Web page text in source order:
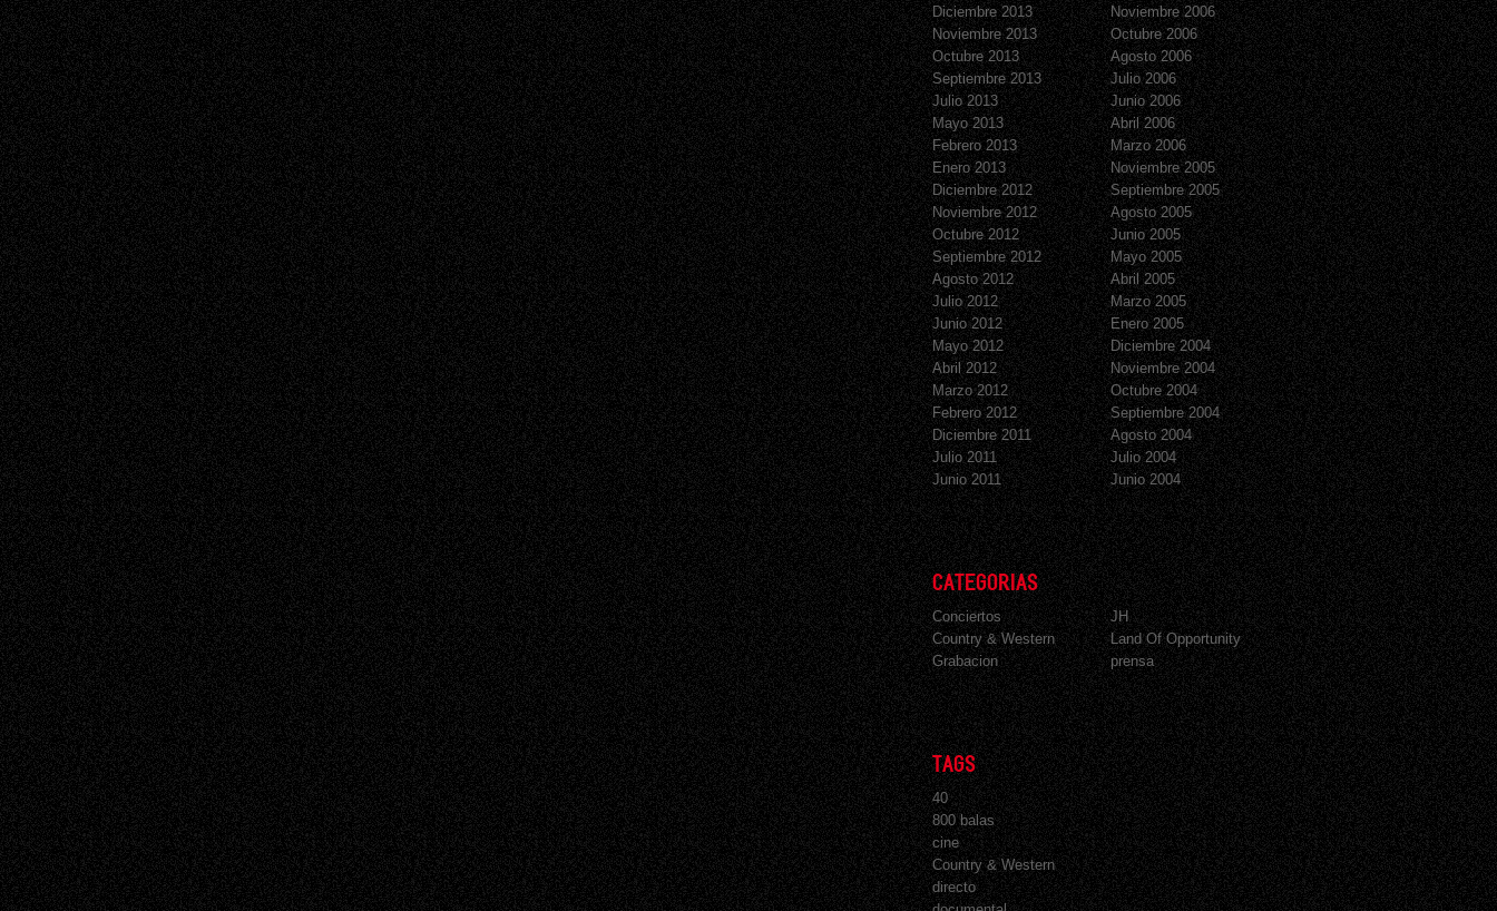
Diciembre 2013
Noviembre 2013
Octubre 2013
Septiembre 2013
Julio 2013
Mayo 2013
Febrero 2013
Enero 2013
Diciembre 2012
Noviembre 2012
Octubre 2012
Septiembre 2012
Agosto 2012
Julio 2012
Junio 2012
Mayo 2012
Abril 2012
Marzo 2012
Febrero 2012
Diciembre 2011
Julio 2011
Junio 2011
Noviembre 2006
Octubre 2006
Agosto 2006
Julio 2006
Junio 2006
Abril 2006
Marzo 2006
Noviembre 2005
Septiembre 2005
Agosto 2005
Junio 2005
Mayo 2005
Abril 2005
Marzo 2005
Enero 2005
Diciembre 2004
Noviembre 2004
Octubre 2004
Septiembre 2004
Agosto 2004
Julio 2004
Junio 2004
CATEGORIAS
Conciertos
Country & Western
Grabacion
JH
Land Of Opportunity
prensa
TAGS
40
800 balas
cine
Country & Western
directo